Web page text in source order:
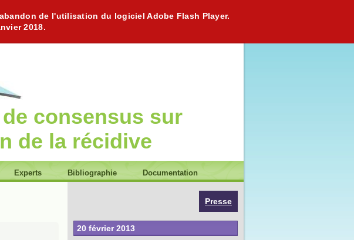
de l'utilisation du logiciel Adobe Flash Player.
2018.
consensus sur
de la récidive
Experts Bibliographie Documentation
Presse
20 février 2013